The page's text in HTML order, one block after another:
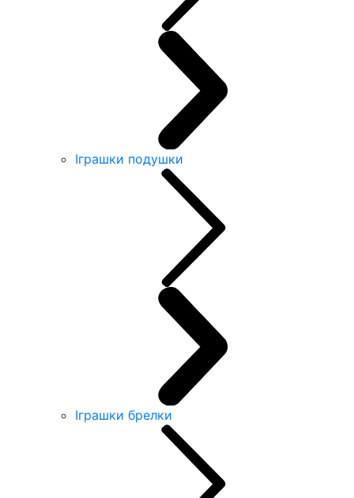
Іграшки подушки
Іграшки брелки